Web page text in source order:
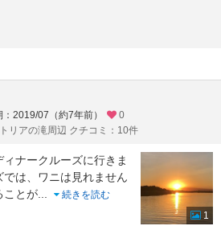
2019/07（約7年前）
0
リアの滝周辺 クチコミ：10件
ナークルーズに行きま
は、ワニは見れません
ことが
続きを読む
1